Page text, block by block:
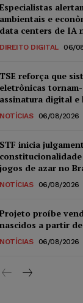
Especialistas
ambientais e
data centers de IA
DIREITO DIGITAL 06/
TSE reforça que
eletrônicas
assinatura digital e
NOTÍCIAS 06/08/2026
STF inicia
jogos de azar no
NOTÍCIAS 06/08/2026
Projeto proíbe
nascidos a partir
NOTÍCIAS 06/08/2026